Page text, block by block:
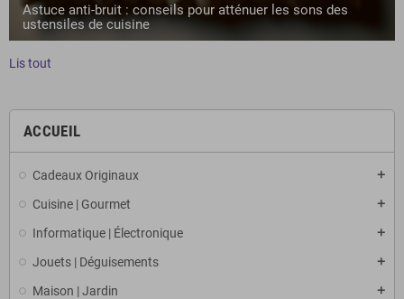
ACCUEIL
Cadeaux Originaux
Cuisine | Gourmet
Informatique | Électronique
Jouets | Déguisements
Maison | Jardin
Astuce anti-bruit : conseils pour atténuer les sons des
ustensiles de cuisine
Lis tout